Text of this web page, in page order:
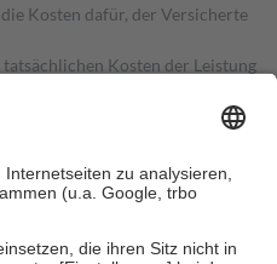
Kosten dafür, der Versicherte
Kosten der Leistung